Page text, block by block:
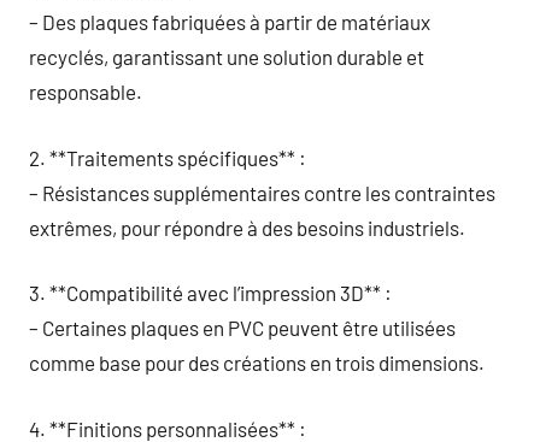
– Des plaques fabriquées à partir de matériaux
recyclés, garantissant une solution durable et
responsable.
2. **Traitements spécifiques** :
– Résistances supplémentaires contre les contraintes
extrêmes, pour répondre à des besoins industriels.
3. **Compatibilité avec l’impression 3D** :
– Certaines plaques en PVC peuvent être utilisées
comme base pour des créations en trois dimensions.
4. **Finitions personnalisées** :